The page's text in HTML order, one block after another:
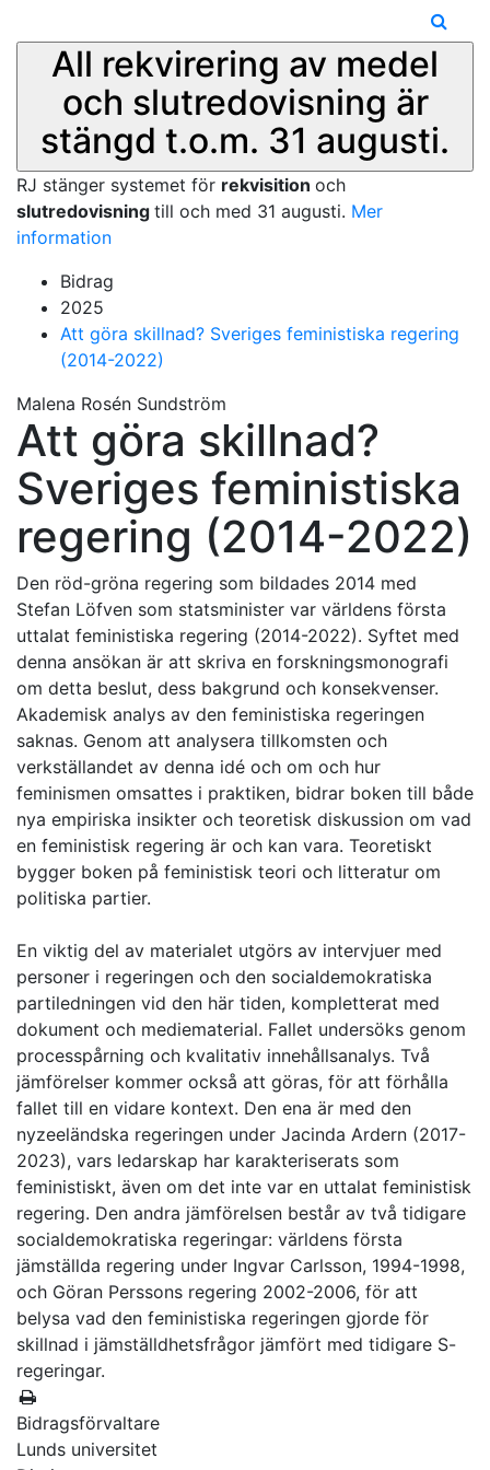
All rekvirering av medel
och slutredovisning är
stängd t.o.m. 31 augusti.
RJ stänger systemet för rekvisition och
slutredovisning till och med 31 augusti. Mer
information
Bidrag
2025
Att göra skillnad? Sveriges feministiska regering
(2014-2022)
Malena Rosén Sundström
Att göra skillnad?
Sveriges feministiska
regering (2014-2022)
Den röd-gröna regering som bildades 2014 med
Stefan Löfven som statsminister var världens första
uttalat feministiska regering (2014-2022). Syftet med
denna ansökan är att skriva en forskningsmonografi
om detta beslut, dess bakgrund och konsekvenser.
Akademisk analys av den feministiska regeringen
saknas. Genom att analysera tillkomsten och
verkställandet av denna idé och om och hur
feminismen omsattes i praktiken, bidrar boken till både
nya empiriska insikter och teoretisk diskussion om vad
en feministisk regering är och kan vara. Teoretiskt
bygger boken på feministisk teori och litteratur om
politiska partier.
En viktig del av materialet utgörs av intervjuer med
personer i regeringen och den socialdemokratiska
partiledningen vid den här tiden, kompletterat med
dokument och mediematerial. Fallet undersöks genom
processpårning och kvalitativ innehållsanalys. Två
jämförelser kommer också att göras, för att förhålla
fallet till en vidare kontext. Den ena är med den
nyzeeländska regeringen under Jacinda Ardern (2017-
2023), vars ledarskap har karakteriserats som
feministiskt, även om det inte var en uttalat feministisk
regering. Den andra jämförelsen består av två tidigare
socialdemokratiska regeringar: världens första
jämställda regering under Ingvar Carlsson, 1994-1998,
och Göran Perssons regering 2002-2006, för att
belysa vad den feministiska regeringen gjorde för
skillnad i jämställdhetsfrågor jämfört med tidigare S-
regeringar.
Bidragsförvaltare
Lunds universitet